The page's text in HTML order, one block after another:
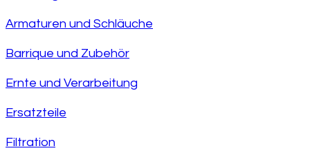
Armaturen und Schläuche
Barrique und Zubehör
Ernte und Verarbeitung
Ersatzteile
Filtration